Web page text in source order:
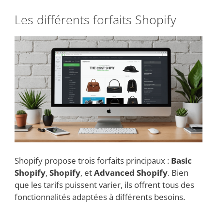
Les différents forfaits Shopify
Shopify propose trois forfaits principaux : Basic
Shopify, Shopify, etAdvanced Shopify. Bien
que les tarifs puissent varier, ils offrent tous des
fonctionnalités adaptées à différents besoins.